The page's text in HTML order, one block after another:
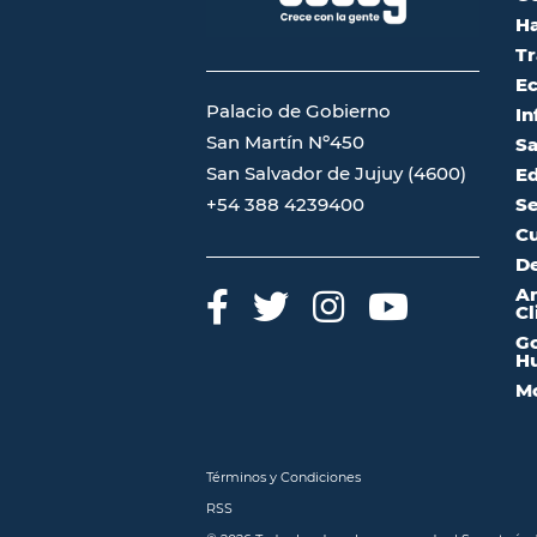
Palacio de Gobierno
San Martín Nº450
San Salvador de Jujuy (4600)
+54 388 4239400
Términos y Condiciones
RSS